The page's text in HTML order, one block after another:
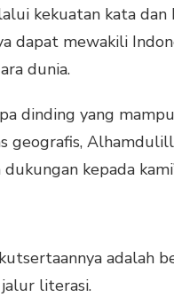
kekuatan kata dan
dapat mewakili
dunia.
dinding yang
geografis,
kepada
adalah
literasi.